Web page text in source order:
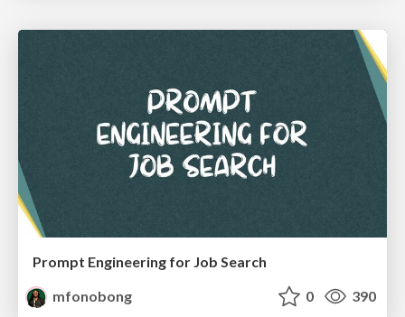
Prompt Engineering for Job Search
mfonobong
0 390